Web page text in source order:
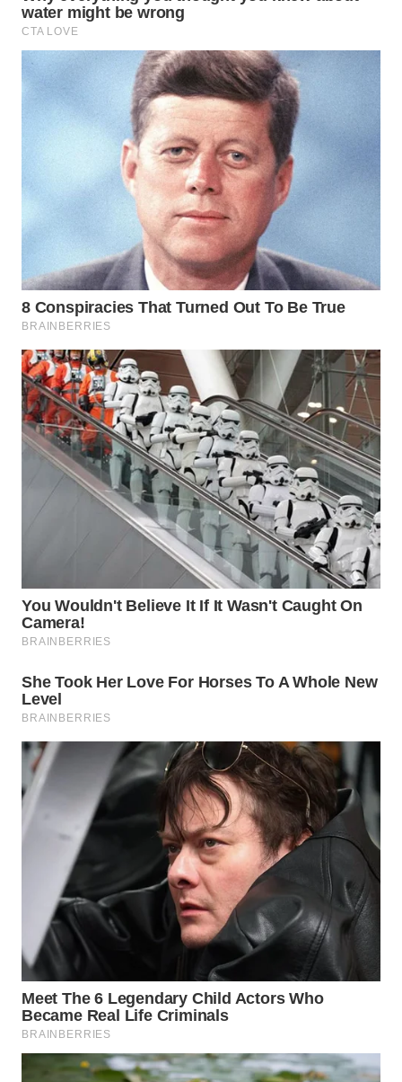
WN
INDRAMAYU
WN
KUNINGAN
MAJALENGKA
WN
SUKABUMI
WN
PURWAKARTA
WN
PRIANGAN
TIMUR
WN
SOLO
BOROBUDUR
WN
MADURA
SURABAYA
NATUNA
WN
BINTAN
WN
MANDALIKA
WN
LIKUPANG